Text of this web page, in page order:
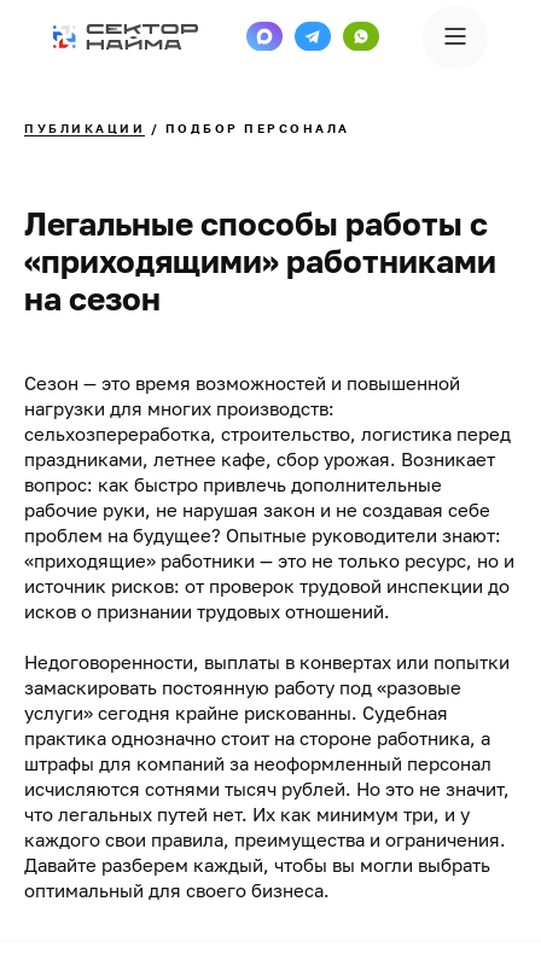
ПУБЛИКАЦИИ / ПОДБОР ПЕРСОНАЛА
Легальные способы работы с
«приходящими» работниками
на сезон
Сезон — это время возможностей и повышенной
нагрузки для многих производств:
сельхозпереработка, строительство, логистика перед
праздниками, летнее кафе, сбор урожая. Возникает
вопрос: как быстро привлечь дополнительные
рабочие руки, не нарушая закон и не создавая себе
проблем на будущее? Опытные руководители знают:
«приходящие» работники — это не только ресурс, но и
источник рисков: от проверок трудовой инспекции до
исков о признании трудовых отношений.
Недоговоренности, выплаты в конвертах или попытки
замаскировать постоянную работу под «разовые
услуги» сегодня крайне рискованны. Судебная
практика однозначно стоит на стороне работника, а
штрафы для компаний за неоформленный персонал
исчисляются сотнями тысяч рублей. Но это не значит,
что легальных путей нет. Их как минимум три, и у
каждого свои правила, преимущества и ограничения.
Давайте разберем каждый, чтобы вы могли выбрать
оптимальный для своего бизнеса.